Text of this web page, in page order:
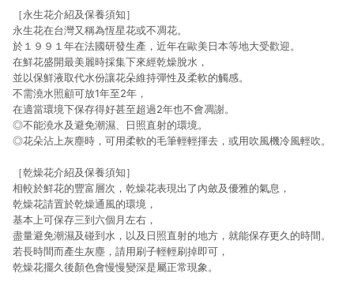
［永生花介紹及保養須知］
永生花在台灣又稱為恆星花或不凋花。
於１９９１年在法國研發生產，近年在歐美日本等地大受歡迎。
在鮮花盛開最美麗時採集下來經乾燥脫水，
並以保鮮液取代水份讓花朵維持彈性及柔軟的觸感。
不需澆水照顧可放1年至2年，
在適當環境下保存得好甚至超過2年也不會凋謝。
◎不能澆水及避免潮濕、日照直射的環境。
◎花朵沾上灰塵時，可用柔軟的毛筆輕輕揮去，或用吹風機冷風輕吹。
［乾燥花介紹及保養須知］
相較於鮮花的豐富層次，乾燥花表現出了內斂及優雅的氣息，
乾燥花請置於乾燥通風的環境，
基本上可保存三到六個月左右，
盡量避免潮濕及碰到水，以及日照直射的地方，就能保存更久的時間。
若長時間而產生灰塵，請用刷子輕輕刷掉即可，
乾燥花擺久後顏色會慢慢變深是屬正常現象。